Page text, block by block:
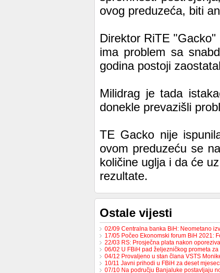
ovog preduzeća, biti
Direktor RiTE
ima problem sa
godina postoji
Milidrag je tada
donekle prevazišli
TE Gacko nije
ovom preduzeću se
količine uglja i da će
rezultate.
Ostale vijesti
02/09 Centralna banka BiH: Neometano
17/05 Počeo Ekonomski forum BiH 2021:
22/03 RS: Prosječna plata nakon
06/02 U FBiH pad željezničkog prometa
04/12 Provaljeno u stan člana VSTS
10/11 Javni prihodi u FBiH za deset
07/10 Na području Banjaluke postavljaju